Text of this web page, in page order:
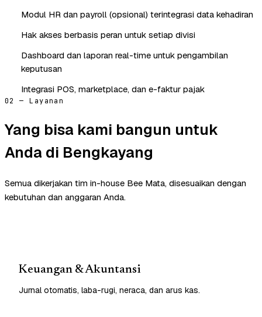
Modul HR dan payroll (opsional) terintegrasi data kehadiran
Hak akses berbasis peran untuk setiap divisi
Dashboard dan laporan real-time untuk pengambilan
keputusan
Integrasi POS, marketplace, dan e-faktur pajak
02 — Layanan
Yang bisa kami bangun untuk
Anda di Bengkayang
Semua dikerjakan tim in-house Bee Mata, disesuaikan dengan
kebutuhan dan anggaran Anda.
Keuangan & Akuntansi
Jurnal otomatis, laba-rugi, neraca, dan arus kas.